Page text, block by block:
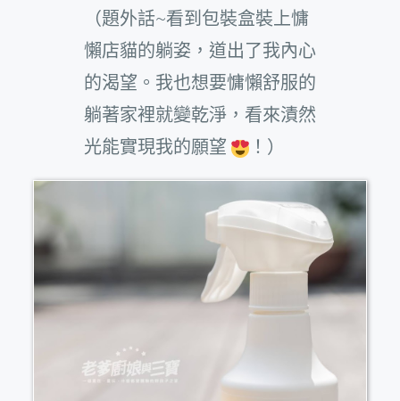
（題外話~看到包裝盒裝上慵
懶店貓的躺姿，道出了我內心
的渴望。我也想要慵懶舒服的
躺著家裡就變乾淨，看來漬然
光能實現我的願望
！）